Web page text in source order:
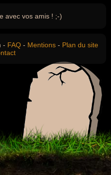
avec vos amis ! ;-)
- FAQ - Mentions - Plan du site